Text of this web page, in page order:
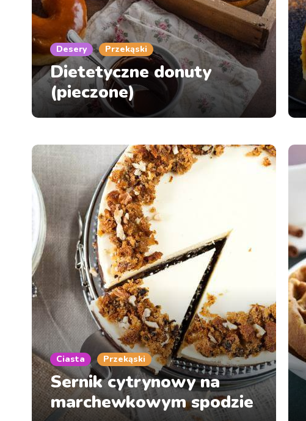
Desery Przekąski
Dietetyczne donuty
(pieczone)
Ciasta Przekąski
Sernik cytrynowy na
marchewkowym spodzie